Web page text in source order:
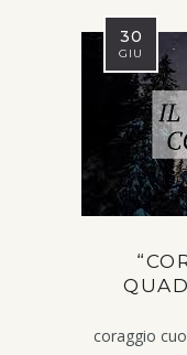
30
GIU
coraggio